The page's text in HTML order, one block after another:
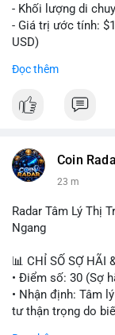
- Khối lượng di
- Giá trị ước tính:
USD)
Khối lượng 2,459
việc di chuyển số
phân bổ danh mục
Động thái này có
khi nhà đầu tư nhỏ
xu hướng trung hạn.
Lời khuyên cho
Hãy theo dõi sát
Đọc thêm
Coin
23 m
Radar Tâm Lý Thị
Ngang
📊 CHỈ SỐ SỢ HÃI
• Điểm số: 30 (Sợ
• Nhận định: Tâm
tư thận trọng do